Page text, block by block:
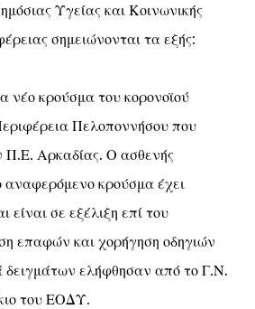
Υγείας και Κοινωνικής
σημειώνονται τα εξής:
νέο κρούσμα του κορονοϊού
Πελοποννήσου που
Π.Ε. Αρκαδίας. Ο ασθενής
αναφερόμενο κρούσμα έχει
είναι σε εξέλιξη επί του
επαφών και χορήγηση οδηγιών
ελήφθησαν από το Γ.Ν.
του ΕΟΔΥ.